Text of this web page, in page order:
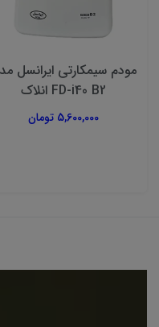
مودم سیمکارتی ایرانسل
FD-i40 B2 انلاک
5,600,000 تومان